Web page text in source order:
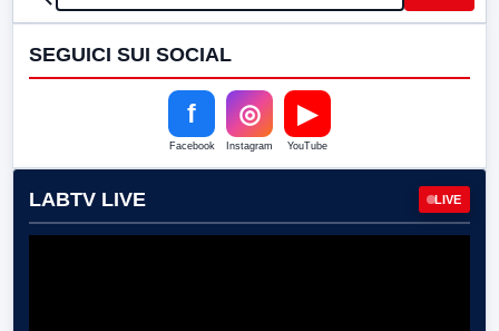
SEGUICI SUI SOCIAL
f
Facebook
◎
Instagram
▶
YouTube
LABTV LIVE LIVE